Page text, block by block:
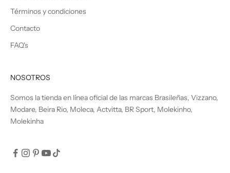
Términos y condiciones
Contacto
FAQ's
NOSOTROS
Somos la tienda en línea oficial de las marcas Brasileñas, Vizzano,
Modare, Beira Rio, Moleca, Actvitta, BR Sport, Molekinho,
Molekinha